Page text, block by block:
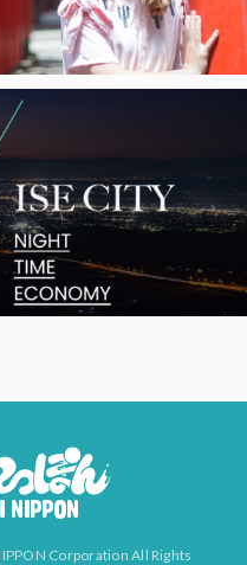
Corporation All Rights